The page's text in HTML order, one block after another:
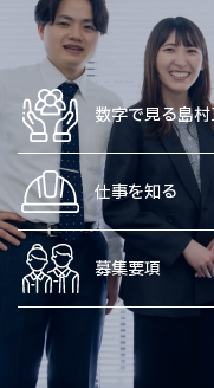
数字で見る島
仕事を知る
募集要項